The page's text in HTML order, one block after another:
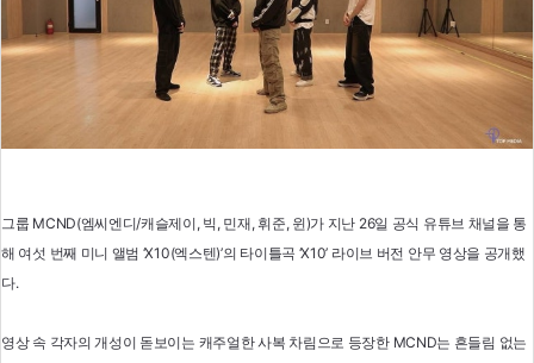
그룹 MCND(엠씨엔디/캐슬제이, 빅, 민재, 휘준, 윈)가 지난 26일 공식 유튜브 채널을 통
해 여섯 번째 미니 앨범 ‘X10(엑스텐)’의 타이틀곡 ‘X10’ 라이브 버전 안무 영상을 공개했
다.
영상 속 각자의 개성이 돋보이는 캐주얼한 사복 차림으로 등장한 MCND는 흔들림 없는